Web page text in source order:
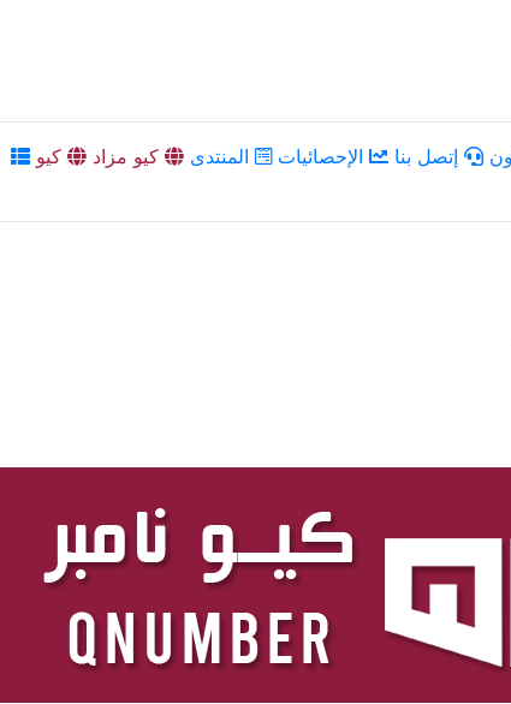
إتصل بنا الإحصائيات المنتدى كيو مزاد
كيو